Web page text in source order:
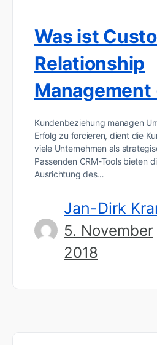
Was ist
Relationship
Management
Kundenbeziehung managen
Erfolg zu forcieren, dient die
viele Unternehmen als
Passenden CRM-Tools bieten
Ausrichtung des…
Jan-Dirk
5. November
2018